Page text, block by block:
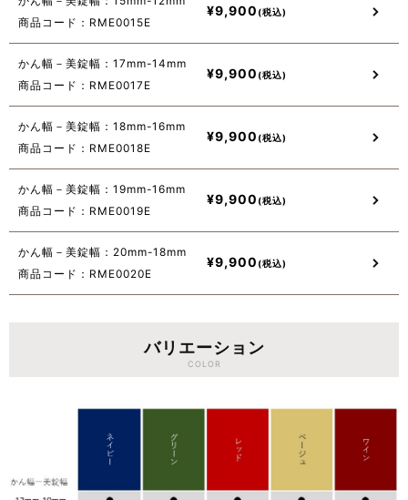
商品コード：RME0015E
¥9,900
かん幅－美錠幅：17mm-14mm
商品コード：RME0017E
¥9,900
かん幅－美錠幅：18mm-16mm
商品コード：RME0018E
¥9,900
かん幅－美錠幅：19mm-16mm
商品コード：RME0019E
¥9,900
かん幅－美錠幅：20mm-18mm
商品コード：RME0020E
¥9,900
バリエーション
COLOR